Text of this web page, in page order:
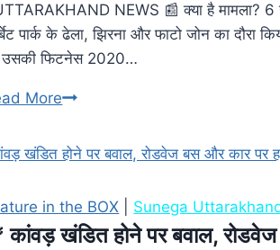
NEWS 📰 क्या है मामला? 6
पार्क के ढेला, झिरना और फाटो जोन का दौरा
फिटनेस 2020…
More
in the BOX Sunega
कांवड़ खंडित होने पर बवाल,